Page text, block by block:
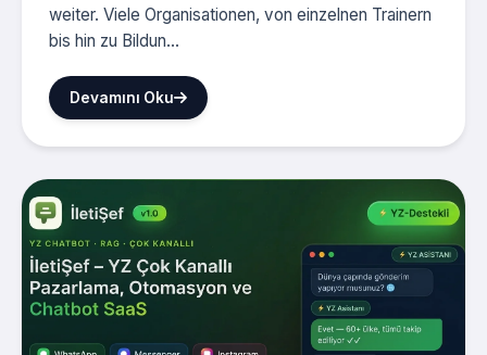
weiter. Viele Organisationen, von einzelnen Trainern
bis hin zu Bildun...
Devamını Oku